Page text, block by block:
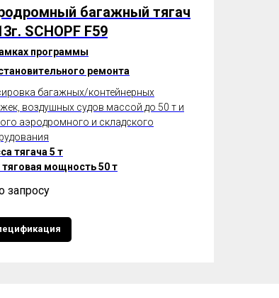
багажный тягач
SCHOPF F59
программы
ремонта
багажных/контейнерных
воздушных судов массой до 50 т и
аэродромного и складского
тягача 5 т
тяговая мощность 50 т
запросу